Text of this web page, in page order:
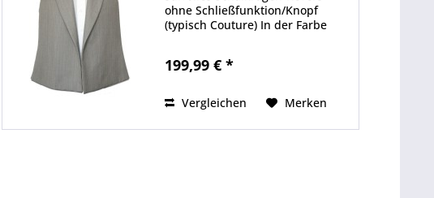
ohne Schließfunktion/Knopf
(typisch Couture) In der Farbe
Schulterweite 39,5 cm Brustweite
Zur...
199,99 € *
Vergleichen Merken